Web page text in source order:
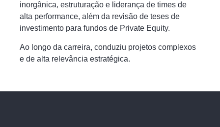
inorgânica, estruturação e liderança de times de
alta performance, além da revisão de teses de
investimento para fundos de Private Equity.
Ao longo da carreira, conduziu projetos complexos
e de alta relevância estratégica.